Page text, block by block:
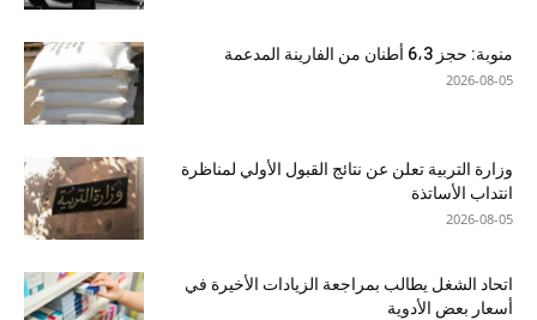
منوبة: حجز 6،3 أطنان من الفارينة المدعمة
2026-08-05
وزارة التربية تعلن عن نتائج القبول الأولي لمناظرة
انتداب الأساتذة
2026-08-05
اتحاد الشغل يطالب بمراجعة الزيادات الأخيرة في
أسعار بعض الأدوية